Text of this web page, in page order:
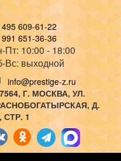
495 609-61-22
991 651-36-36
Пт: 10:00 - 18:00
Вс: выходной
info@prestige-z.ru
, Г. МОСКВА, УЛ.
Д.
СТР. 1